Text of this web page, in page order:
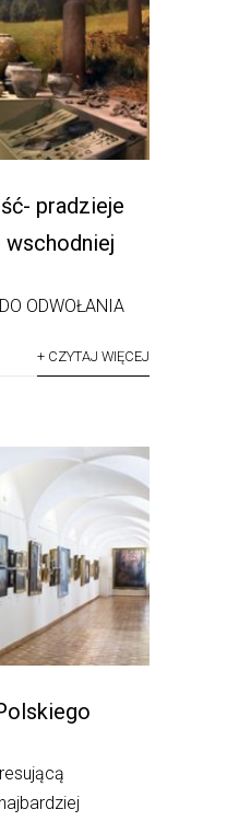
pradzieje
wschodniej
ODWOŁANIA
+ CZYTAJ WIĘCEJ